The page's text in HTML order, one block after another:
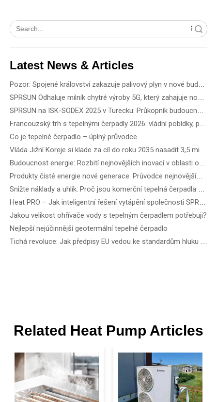
Vyhledávání
Latest News & Articles
Co je tepelné čerpadlo – úplný průvodce
Produkty čisté energie nové generace: Průvodce nejnovějšími větrnými, přesnými solárními a obnovitelnými energetickými zařízeními
Jakou velikost ohřívače vody s tepelným čerpadlem potřebuji?
Nejlepší nejúčinnější geotermální tepelné čerpadlo
Related Heat Pump Articles